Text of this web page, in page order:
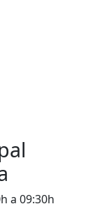
a 09:30h